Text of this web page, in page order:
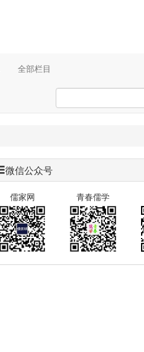
全部栏目
微信公众号
儒家网 青春儒学